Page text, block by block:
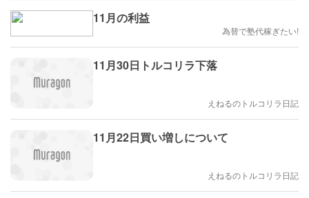
11月の利益
為替で塾代稼ぎたい!
11月30日トルコリラ下落
えねるのトルコリラ日記
11月22日買い増しについて
えねるのトルコリラ日記